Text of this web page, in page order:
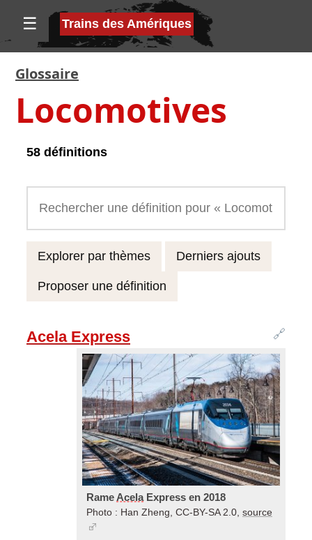
☰ Trains des Amériques
Glossaire
Locomotives
58 définitions
Explorer par thèmes Derniers ajouts
Proposer une définition
🔗
Acela Express
Rame AcelaExpress en 2018
Photo : Han Zheng, CC-BY-SA 2.0, source